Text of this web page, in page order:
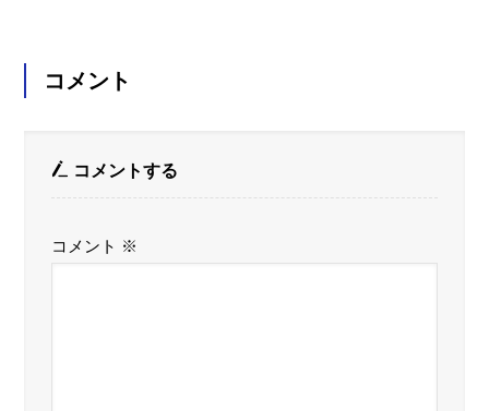
コメント
コメントする
コメント ※